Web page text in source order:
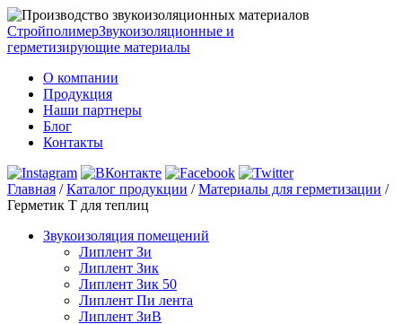
СтройполимерЗвукоизоляционные и
герметизирующие материалы
О компании
Продукция
Наши партнеры
Блог
Контакты
Главная /Каталог продукции /Материалы для герметизации /
Герметик Т для теплиц
Звукоизоляция помещений
Липлент Зи
Липлент Зик
Липлент Зик 50
Липлент Пи лента
Липлент ЗиВ